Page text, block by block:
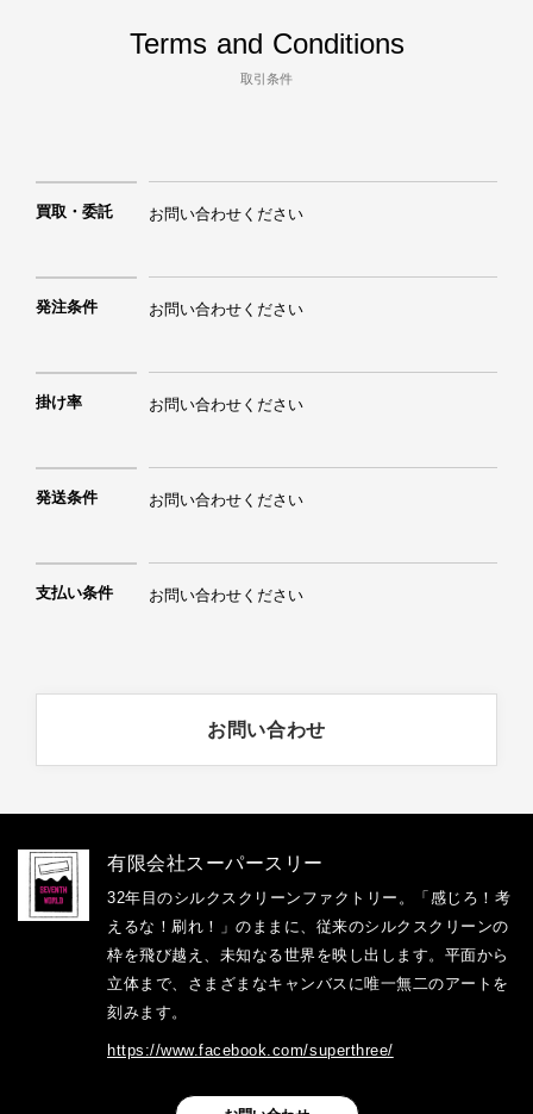
Terms and Conditions
取引条件
買取・委託 お問い合わせください
発注条件 お問い合わせください
掛け率 お問い合わせください
発送条件 お問い合わせください
支払い条件 お問い合わせください
お問い合わせ
有限会社スーパースリー
32年目のシルクスクリーンファクトリー。「感じろ！考
えるな！刷れ！」のままに、従来のシルクスクリーンの
枠を飛び越え、未知なる世界を映し出します。平面から
立体まで、さまざまなキャンバスに唯一無二のアートを
刻みます。
https://www.facebook.com/superthree/